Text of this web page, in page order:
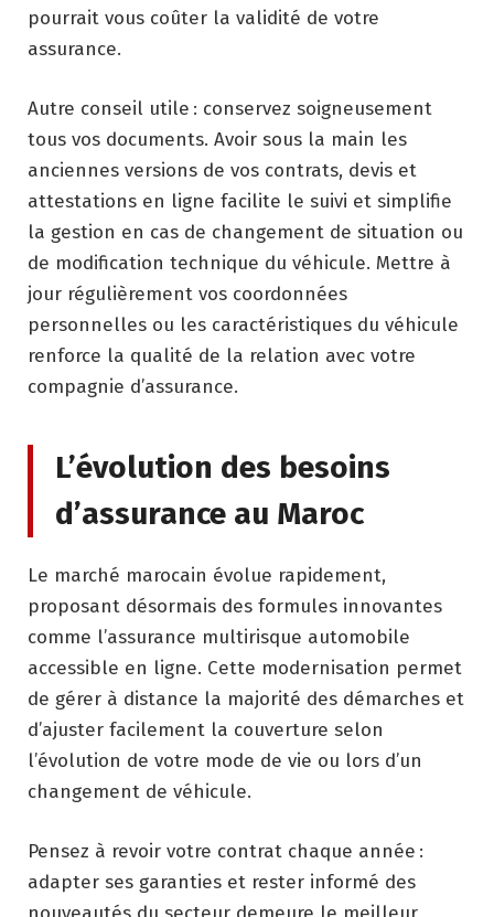
pourrait vous coûter la validité de votre
assurance.
Autre conseil utile : conservez soigneusement
tous vos documents. Avoir sous la main les
anciennes versions de vos contrats, devis et
attestations en ligne facilite le suivi et simplifie
la gestion en cas de changement de situation ou
de modification technique du véhicule. Mettre à
jour régulièrement vos coordonnées
personnelles ou les caractéristiques du véhicule
renforce la qualité de la relation avec votre
compagnie d’assurance.
L’évolution des besoins
d’assurance au Maroc
Le marché marocain évolue rapidement,
proposant désormais des formules innovantes
comme l’assurance multirisque automobile
accessible en ligne. Cette modernisation permet
de gérer à distance la majorité des démarches et
d’ajuster facilement la couverture selon
l’évolution de votre mode de vie ou lors d’un
changement de véhicule.
Pensez à revoir votre contrat chaque année :
adapter ses garanties et rester informé des